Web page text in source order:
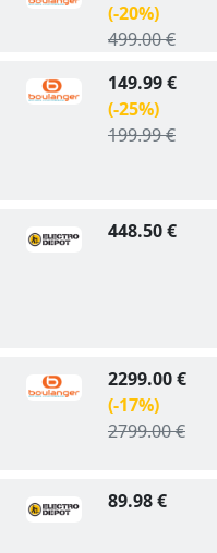
(-20%)
499.00 €
149.99 €
(-25%)
199.99 €
448.50 €
2299.00 €
(-17%)
2799.00 €
89.98 €